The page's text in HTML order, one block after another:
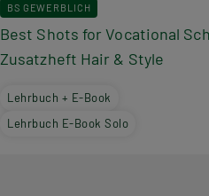
BS GEWERBLICH
Best Shots for Vocational
Zusatzheft Hair & Style
Lehrbuch + E-Book
Lehrbuch E-Book Solo